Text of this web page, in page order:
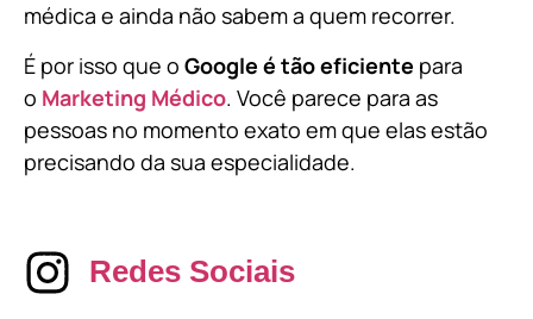
médica e ainda não sabem a quem recorrer.
É por isso que o Google é tão eficiente para
o Marketing Médico. Você parece para as
pessoas no momento exato em que elas estão
precisando da sua especialidade.
Redes Sociais